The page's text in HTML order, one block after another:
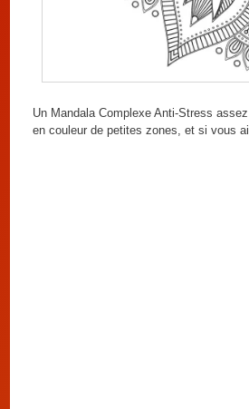
Un Mandala Complexe Anti-Stress
en couleur de petites zones, et si vous